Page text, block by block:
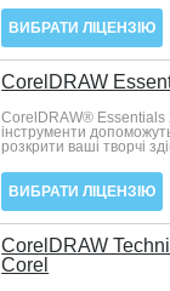
ВИБРАТИ ЛІЦЕНЗІЮ
CorelDRAW
CorelDRAW® Essentials
інструменти
розкрити ваші творчі
ВИБРАТИ ЛІЦЕНЗІЮ
CorelDRAW
Corel